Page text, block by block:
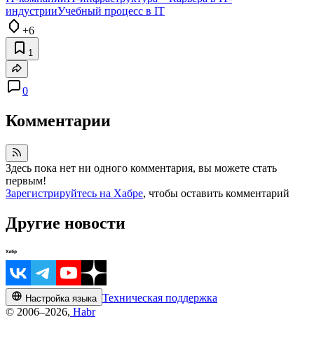
индустрииУчебный процесс в IT
+6
1
0
Комментарии
Здесь пока нет ни одного комментария, вы можете стать
первым!
Зарегистрируйтесь на Хабре, чтобы оставить комментарий
Другие новости
Настройка языка Техническая поддержка
© 2006–2026, Habr